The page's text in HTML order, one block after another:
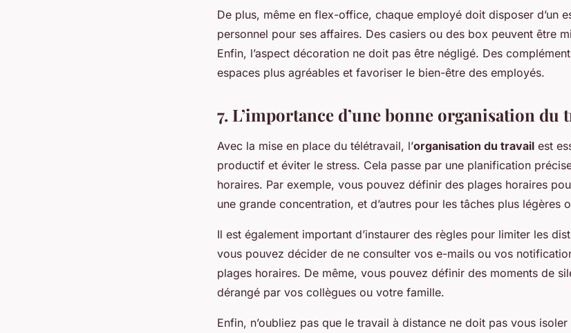
De plus, même en flex-office, chaque employé doit disposer d’un
personnel pour ses affaires. Des casiers ou des box peuvent être
Enfin, l’aspect décoration ne doit pas être négligé. Des
espaces plus agréables et favoriser le bien-être des employés.
7. L’importance d’une bonne organisation du
Avec la mise en place du télétravail, l’organisation du travail est
productif et éviter le stress. Cela passe par une planification
horaires. Par exemple, vous pouvez définir des plages horaires
une grande concentration, et d’autres pour les tâches plus légères
Il est également important d’instaurer des règles pour limiter les
vous pouvez décider de ne consulter vos e-mails ou vos
plages horaires. De même, vous pouvez définir des moments de
dérangé par vos collègues ou votre famille.
Enfin, n’oubliez pas que le travail à distance ne doit pas vous